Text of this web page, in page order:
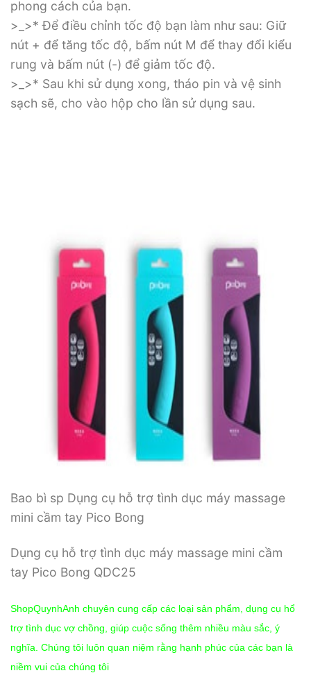
phong cách của bạn.
>_>* Để điều chỉnh tốc độ bạn làm như sau: Giữ
nút + để tăng tốc độ, bấm nút M để thay đổi kiểu
rung và bấm nút (-) để giảm tốc độ.
>_>* Sau khi sử dụng xong, tháo pin và vệ sinh
sạch sẽ, cho vào hộp cho lần sử dụng sau.
Bao bì sp Dụng cụ hỗ trợ tình dục máy massage
mini cầm tay Pico Bong
Dụng cụ hỗ trợ tình dục máy massage mini cầm
tay Pico Bong QDC25
ShopQuynhAnh chuyên cung cấp các loại sản phẩm, dụng cụ hổ
trợ tình dục vợ chồng, giúp cuộc sống thêm nhiều màu sắc, ý
nghĩa. Chúng tôi luôn quan niệm rằng hạnh phúc của các bạn là
niềm vui của chúng tôi